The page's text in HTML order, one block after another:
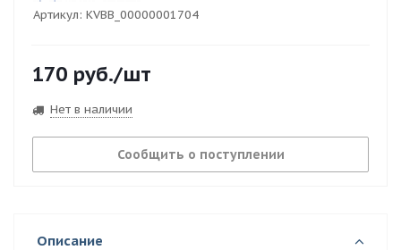
Артикул: KVBB_00000001704
170 руб./шт
Нет в наличии
Сообщить о поступлении
Описание